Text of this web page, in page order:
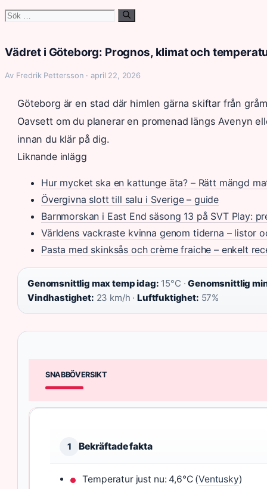
Sök
Vädret i Göteborg: Prognos, klimat och
Av Fredrik Pettersson · april 22, 2026
Göteborg är en stad där himlen gärna skiftar från
Oavsett om du planerar en promenad längs Avenyn
innan du klär på dig.
Liknande inlägg
Hur mycket ska en kattunge äta? – Rätt mängd
Övergivna slott till salu i Sverige – guide
Barnmorskan i East End säsong 13 på SVT Play:
Världens vackraste kvinna genom tiderna – listor
Pasta med skinksås och crème fraiche – enkelt
Genomsnittlig max temp idag: 15°C ·Genomsnittlig
Vindhastighet: 23 km/h ·Luftfuktighet: 57%
SNABBÖVERSIKT
1 Bekräftade fakta
Temperatur just nu: 4,6°C (Ventusky)